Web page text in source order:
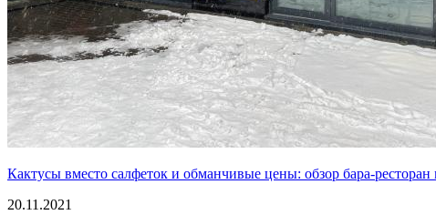
Кактусы вместо салфеток и обманчивые цены: обзор бара-
20.11.2021